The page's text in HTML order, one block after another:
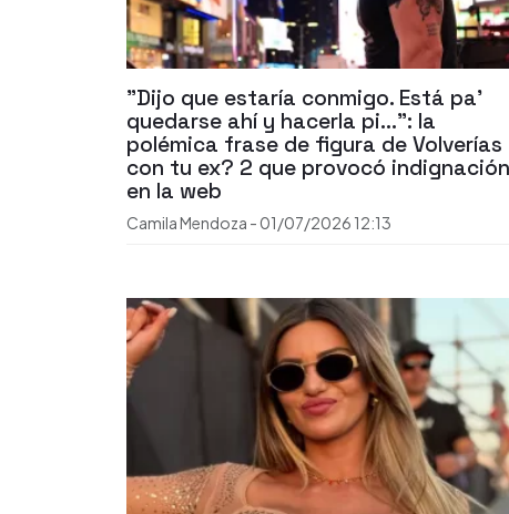
"Dijo que estaría conmigo. Está pa'
quedarse ahí y hacerla pi...": la
polémica frase de figura de Volverías
con tu ex? 2 que provocó indignación
en la web
Camila Mendoza - 01/07/2026 12:13